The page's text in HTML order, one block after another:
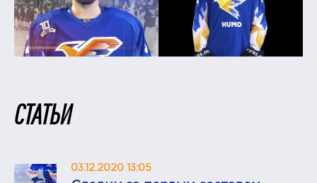
СТАТЬИ
03.12.2020 13:05